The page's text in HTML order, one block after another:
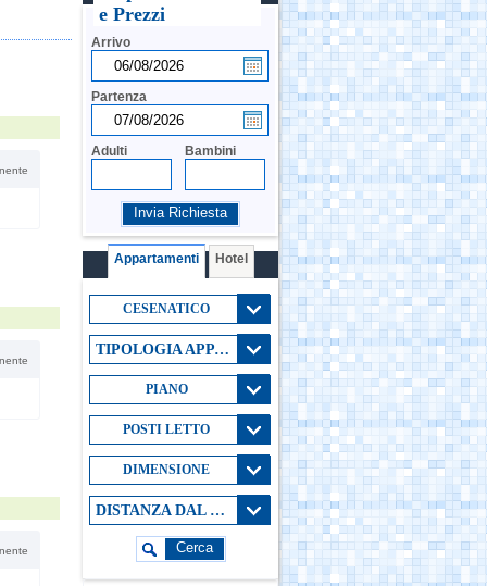
e Prezzi
Arrivo
Partenza
Adulti Bambini
Invia Richiesta
Appartamenti Hotel
CESENATICO
TIPOLOGIA APPARTAMENTO
PIANO
POSTI LETTO
DIMENSIONE
DISTANZA DAL MARE
Cerca